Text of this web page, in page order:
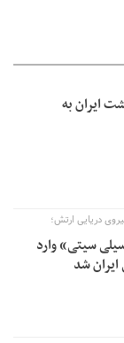
ایران به
دریایی ارتش؛
سیتی» وارد
شد